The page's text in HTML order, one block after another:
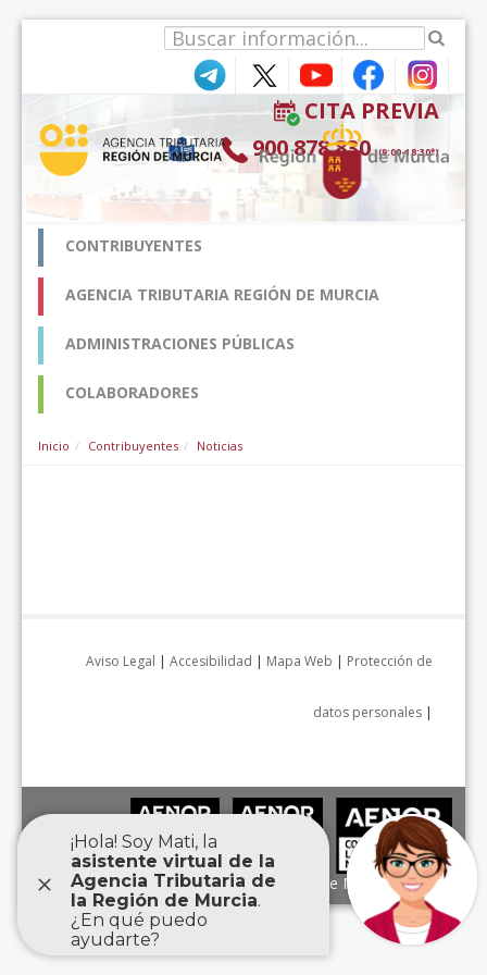
CITA PREVIA
900 878 830 (9:00-18:30*)
CONTRIBUYENTES
AGENCIA TRIBUTARIA REGIÓN DE MURCIA
ADMINISTRACIONES PÚBLICAS
COLABORADORES
Inicio Contribuyentes Noticias
Aviso Legal | Accesibilidad | Mapa Web | Protección de
datos personales |
Agencia Tributaria de la Región de Murcia